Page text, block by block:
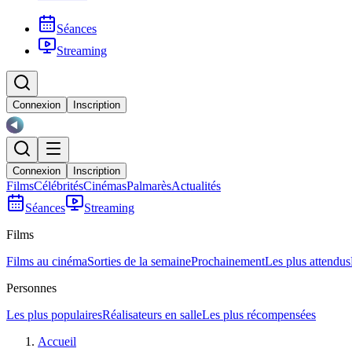
Séances
Streaming
Connexion Inscription
Connexion Inscription
FilmsCélébritésCinémasPalmarèsActualités
Séances
Streaming
Films
Films au cinémaSorties de la semaineProchainementLes plus attendus
Personnes
Les plus populairesRéalisateurs en salleLes plus récompensées
Accueil